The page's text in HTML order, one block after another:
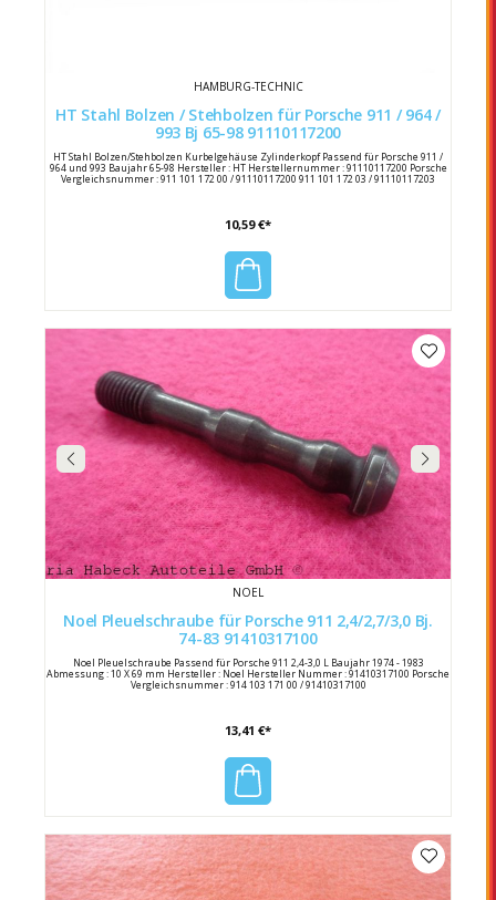
HAMBURG-TECHNIC
HT Stahl Bolzen / Stehbolzen für Porsche 911 / 964 /
993 Bj 65-98 91110117200
HT Stahl Bolzen/Stehbolzen Kurbelgehäuse Zylinderkopf Passend für Porsche 911 /
964 und 993 Baujahr 65-98 Hersteller : HT Herstellernummer : 91110117200 Porsche
Vergleichsnummer : 911 101 172 00 / 91110117200 911 101 172 03 / 91110117203
10,59 €*
NOEL
Noel Pleuelschraube für Porsche 911 2,4/2,7/3,0 Bj.
74-83 91410317100
Noel Pleuelschraube Passend für Porsche 911 2,4-3,0 L Baujahr 1974 - 1983
Abmessung : 10 X 69 mm Hersteller : Noel Hersteller Nummer : 91410317100 Porsche
Vergleichsnummer : 914 103 171 00 / 91410317100
13,41 €*